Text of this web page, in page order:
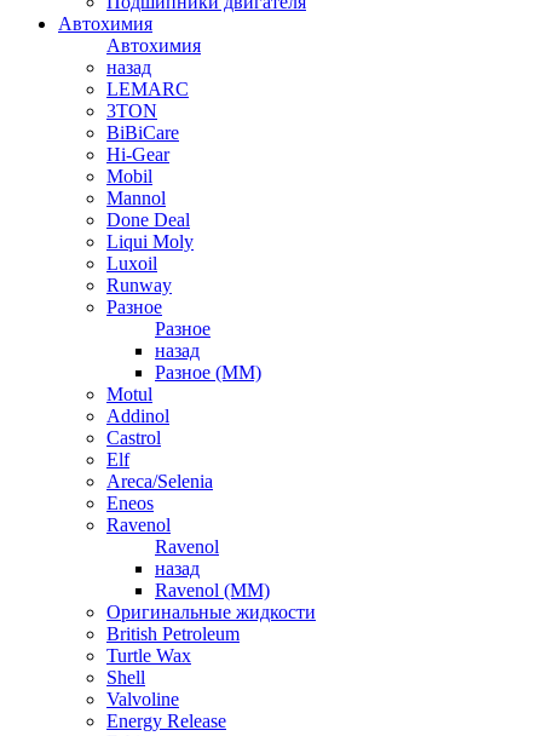
Автохимия
Автохимия
назад
LEMARC
3TON
BiBiCare
Hi-Gear
Mobil
Mannol
Done Deal
Liqui Moly
Luxoil
Runway
Разное
Разное
назад
Разное (ММ)
Motul
Addinol
Castrol
Elf
Areca/Selenia
Eneos
Ravenol
Ravenol
назад
Ravenol (ММ)
Оригинальные жидкости
British Petroleum
Turtle Wax
Shell
Valvoline
Energy Release